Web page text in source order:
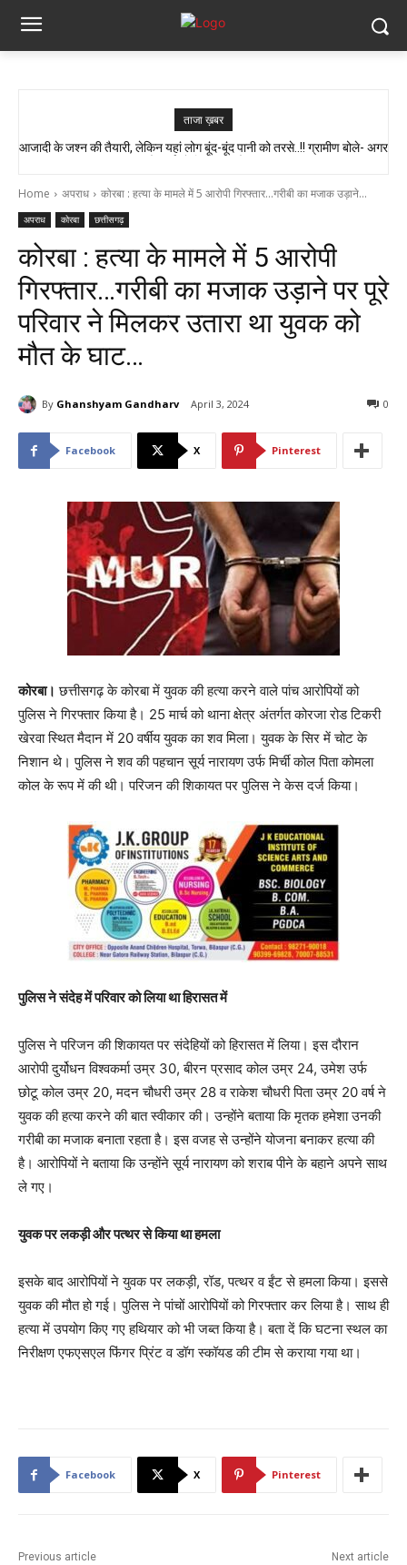
ताजा ख़बर
AAP सांसद को मिला कांग्रेस विधायक अटल श्रीवास्तव का साथ, बोले- केंद्र में नीति
आजादी के जश्न की तैयारी, लेकिन यहां लोग बूंद-बूंद पानी को तरसे..!! ग्रामीण बोले- अगर
Home अपराध कोरबा : हत्या के मामले में 5 आरोपी गिरफ्तार...गरीबी का मजाक उड़ाने...
अपराध कोरबा छत्तीसगढ़
कोरबा : हत्या के मामले में 5 आरोपी
गिरफ्तार…गरीबी का मजाक उड़ाने पर पूरे
परिवार ने मिलकर उतारा था युवक को
मौत के घाट…
By Ghanshyam Gandharv April 3, 2024 0
Facebook X Pinterest
कोरबा। छत्तीसगढ़ के कोरबा में युवक की हत्या करने वाले पांच आरोपियों को
पुलिस ने गिरफ्तार किया है। 25 मार्च को थाना क्षेत्र अंतर्गत कोरजा रोड टिकरी
खेरवा स्थित मैदान में 20 वर्षीय युवक का शव मिला। युवक के सिर में चोट के
निशान थे। पुलिस ने शव की पहचान सूर्य नारायण उर्फ मिर्ची कोल पिता कोमला
कोल के रूप में की थी। परिजन की शिकायत पर पुलिस ने केस दर्ज किया।
पुलिस ने संदेह में परिवार को लिया था हिरासत में
पुलिस ने परिजन की शिकायत पर संदेहियों को हिरासत में लिया। इस दौरान
आरोपी दुर्योधन विश्वकर्मा उम्र 30, बीरन प्रसाद कोल उम्र 24, उमेश उर्फ
छोटू कोल उम्र 20, मदन चौधरी उम्र 28 व राकेश चौधरी पिता उम्र 20 वर्ष ने
युवक की हत्या करने की बात स्वीकार की। उन्होंने बताया कि मृतक हमेशा उनकी
गरीबी का मजाक बनाता रहता है। इस वजह से उन्होंने योजना बनाकर हत्या की
है। आरोपियों ने बताया कि उन्होंने सूर्य नारायण को शराब पीने के बहाने अपने साथ
ले गए।
युवक पर लकड़ी और पत्थर से किया था हमला
इसके बाद आरोपियों ने युवक पर लकड़ी, रॉड, पत्थर व ईंट से हमला किया। इससे
युवक की मौत हो गई। पुलिस ने पांचों आरोपियों को गिरफ्तार कर लिया है। साथ ही
हत्या में उपयोग किए गए हथियार को भी जब्त किया है। बता दें कि घटना स्थल का
निरीक्षण एफएसएल फिंगर प्रिंट व डॉग स्कॉयड की टीम से कराया गया था।
Facebook X Pinterest
Previous article Next article